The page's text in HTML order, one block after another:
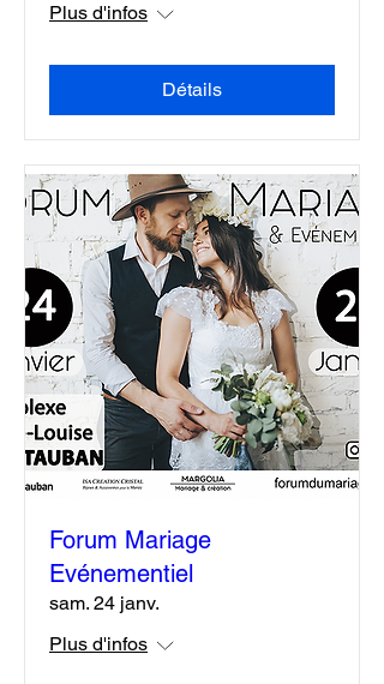
Plus d'infos
Détails
Forum Mariage
Evénementiel
sam. 24 janv.
Plus d'infos